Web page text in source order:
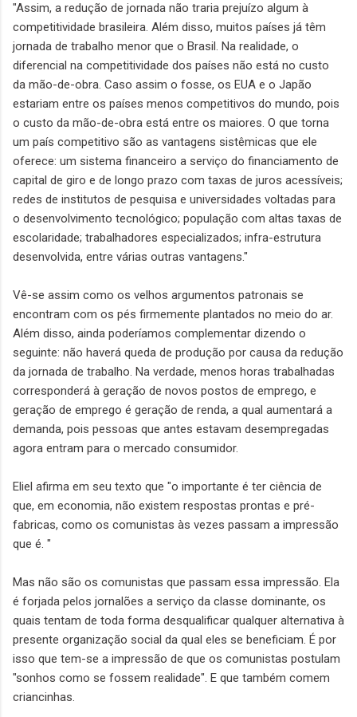
"Assim, a redução de jornada não traria prejuízo algum à
competitividade brasileira. Além disso, muitos países já têm
jornada de trabalho menor que o Brasil. Na realidade, o
diferencial na competitividade dos países não está no custo
da mão-de-obra. Caso assim o fosse, os EUA e o Japão
estariam entre os países menos competitivos do mundo, pois
o custo da mão-de-obra está entre os maiores. O que torna
um país competitivo são as vantagens sistêmicas que ele
oferece: um sistema financeiro a serviço do financiamento de
capital de giro e de longo prazo com taxas de juros acessíveis;
redes de institutos de pesquisa e universidades voltadas para
o desenvolvimento tecnológico; população com altas taxas de
escolaridade; trabalhadores especializados; infra-estrutura
desenvolvida, entre várias outras vantagens."
Vê-se assim como os velhos argumentos patronais se
encontram com os pés firmemente plantados no meio do ar.
Além disso, ainda poderíamos complementar dizendo o
seguinte: não haverá queda de produção por causa da redução
da jornada de trabalho. Na verdade, menos horas trabalhadas
corresponderá à geração de novos postos de emprego, e
geração de emprego é geração de renda, a qual aumentará a
demanda, pois pessoas que antes estavam desempregadas
agora entram para o mercado consumidor.
Eliel afirma em seu texto que "o importante é ter ciência de
que, em economia, não existem respostas prontas e pré-
fabricas, como os comunistas às vezes passam a impressão
que é. "
Mas não são os comunistas que passam essa impressão. Ela
é forjada pelos jornalões a serviço da classe dominante, os
quais tentam de toda forma desqualificar qualquer alternativa à
presente organização social da qual eles se beneficiam. É por
isso que tem-se a impressão de que os comunistas postulam
"sonhos como se fossem realidade". E que também comem
criancinhas.